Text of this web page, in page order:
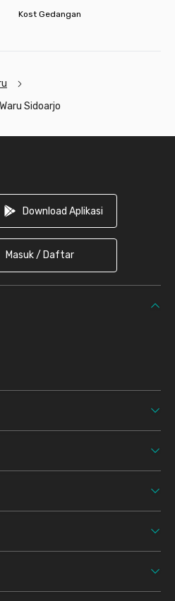
Kost Gedangan
Sidoarjo
Download Aplikasi
Masuk / Daftar